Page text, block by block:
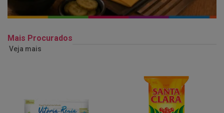
Mais Procurados
Veja mais